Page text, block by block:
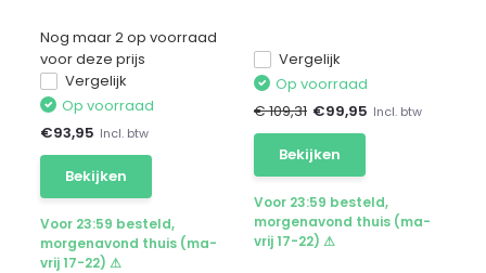
Nog maar 2 op voorraad
voor deze prijs
Vergelijk
Op voorraad
€93,95 Incl. btw
Bekijken
Voor 23:59 besteld,
morgenavond thuis (ma-
vrij 17-22) ⚠
Vergelijk
Op voorraad
€ 109,31 €99,95 Incl. btw
Bekijken
Voor 23:59 besteld,
morgenavond thuis (ma-
vrij 17-22) ⚠